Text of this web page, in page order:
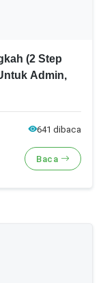
(2 Step
Admin,
641 dibaca
Baca